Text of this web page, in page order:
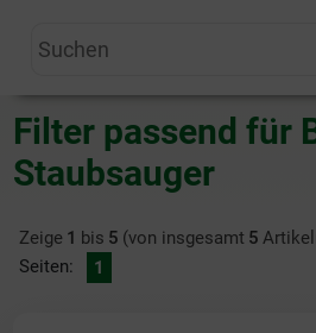
Filter passend für
Staubsauger
Zeige 1 bis 5 (von insgesamt 5
Seiten:
1